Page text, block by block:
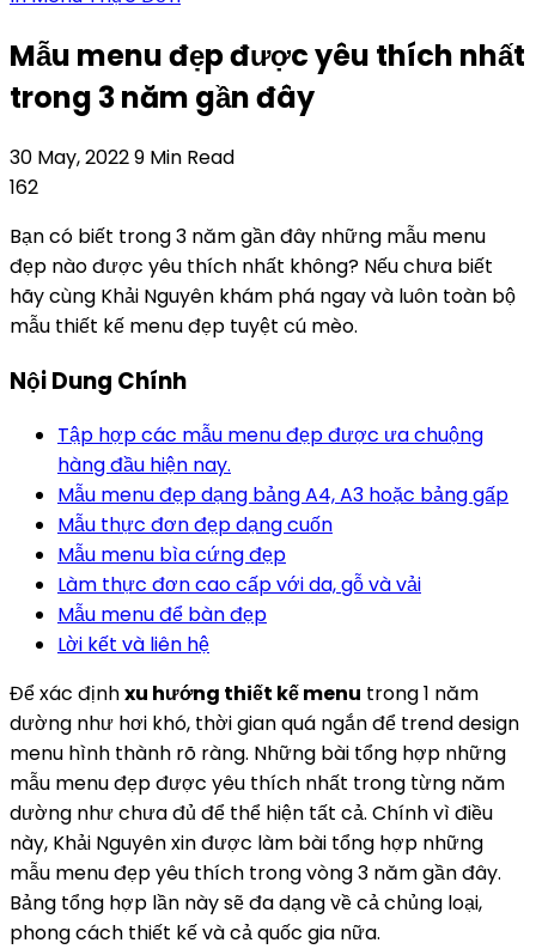
Mẫu menu đẹp được yêu thích nhất
trong 3 năm gần đây
30 May, 20229 Min Read
162
Bạn có biết trong 3 năm gần đây những mẫu menu
đẹp nào được yêu thích nhất không? Nếu chưa biết
hãy cùng Khải Nguyên khám phá ngay và luôn toàn bộ
mẫu thiết kế menu đẹp tuyệt cú mèo.
Nội Dung Chính
Tập hợp các mẫu menu đẹp được ưa chuộng
hàng đầu hiện nay.
Mẫu menu đẹp dạng bảng A4, A3 hoặc bảng gấp
Mẫu thực đơn đẹp dạng cuốn
Mẫu menu bìa cứng đẹp
Làm thực đơn cao cấp với da, gỗ và vải
Mẫu menu để bàn đẹp
Lời kết và liên hệ
Để xác địnhxu hướng thiết kế menu trong 1 năm
dường như hơi khó, thời gian quá ngắn để trend design
menu hình thành rõ ràng. Những bài tổng hợp những
mẫu menu đẹp được yêu thích nhất trong từng năm
dường như chưa đủ để thể hiện tất cả. Chính vì điều
này, Khải Nguyên xin được làm bài tổng hợp những
mẫu menu đẹp yêu thích trong vòng 3 năm gần đây.
Bảng tổng hợp lần này sẽ đa dạng về cả chủng loại,
phong cách thiết kế và cả quốc gia nữa.